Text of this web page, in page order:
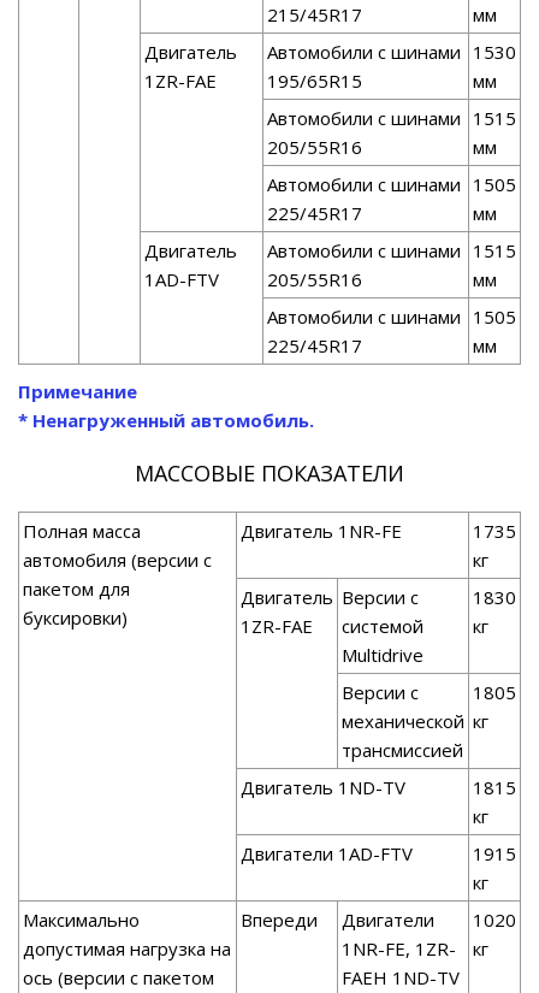
215/45R17
мм
Двигатель
1ZR-FAE
Автомобили с шинами
195/65R15
1530
мм
Автомобили с шинами
205/55R16
1515
мм
Автомобили с шинами
225/45R17
1505
мм
Двигатель
1AD-FTV
Автомобили с шинами
205/55R16
1515
мм
Автомобили с шинами
225/45R17
1505
мм
Примечание
* Ненагруженный автомобиль.
МАССОВЫЕ ПОКАЗАТЕЛИ
Полная масса
автомобиля (версии с
пакетом для
буксировки)
Двигатель 1NR-FE
1735
кг
Двигатель
1ZR-FAE
Версии с
системой
Multidrive
1830
кг
Версии с
механической
трансмиссией
1805
кг
Двигатель 1ND-TV
1815
кг
Двигатели 1AD-FTV
1915
кг
Максимально
допустимая нагрузка на
ось (версии с пакетом
Впереди
Двигатели
1NR-FE, 1ZR-
FAEH 1ND-TV
1020
кг